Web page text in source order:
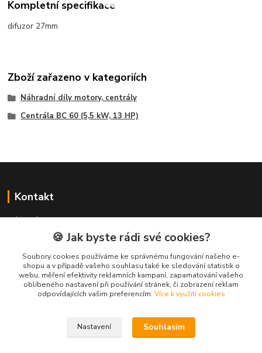
Kompletní specifikace
difuzor 27mm
Zboží zařazeno v kategoriích
Náhradní díly motory, centrály
Centrála BC 60 (5,5 kW, 13 HP)
Kontakt
+420 481 621 329
centraly@enhlava.cz
🍪 Jak byste rádi své cookies?
Soubory cookies používáme ke správnému fungování našeho e-
shopu a v případě vašeho souhlasu také ke sledování statistik o
webu, měření efektivity reklamních kampaní, zapamatování vašeho
oblíbeného nastavení při používání stránek, či zobrazení reklam
odpovídajících vašim preferencím. Více k využití cookies
Nastavení Souhlasím